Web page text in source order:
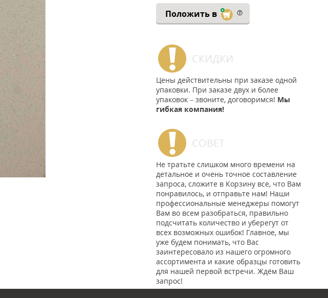
Положить в
СКИДКИ
Цены действительны при заказе одной
упаковки. При заказе двух и более
упаковок – звоните, договоримся! Мы
гибкая компания!
СОВЕТ
Не тратьте слишком много времени на
детальное и очень точное составление
запроса, сложите в Корзину все, что Вам
понравилось, и отправьте нам! Наши
профессиональные менеджеры помогут
Вам во всем разобраться, правильно
подсчитать количество и уберегут от
всех возможных ошибок! Главное, мы
уже будем понимать, что Вас
заинтересовало из нашего огромного
ассортимента и какие образцы готовить
для нашей первой встречи. Ждём Ваш
запрос!